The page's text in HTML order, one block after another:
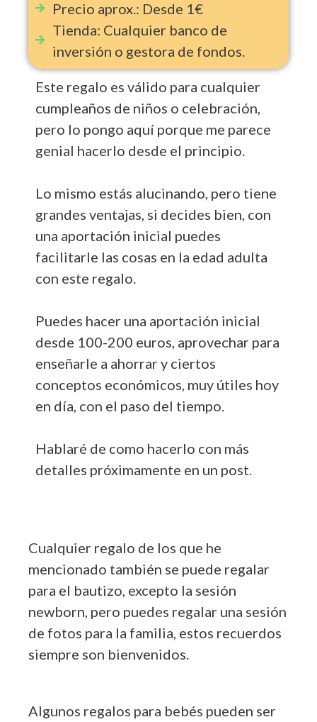
Precio aprox.: Desde 1€
Tienda: Cualquier banco de
inversión o gestora de fondos.
Este regalo es válido para cualquier
cumpleaños de niños o celebración,
pero lo pongo aquí porque me parece
genial hacerlo desde el principio.
Lo mismo estás alucinando, pero tiene
grandes ventajas, si decides bien, con
una aportación inicial puedes
facilitarle las cosas en la edad adulta
con este regalo.
Puedes hacer una aportación inicial
desde 100-200 euros, aprovechar para
enseñarle a ahorrar y ciertos
conceptos económicos, muy útiles hoy
en día, con el paso del tiempo.
Hablaré de como hacerlo con más
detalles próximamente en un post.
Cualquier regalo de los que he
mencionado también se puede regalar
para el bautizo, excepto la sesión
newborn, pero puedes regalar una sesión
de fotos para la familia, estos recuerdos
siempre son bienvenidos.
Algunos regalos para bebés pueden ser